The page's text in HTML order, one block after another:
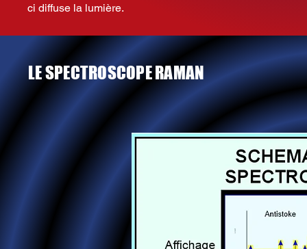
ci diffuse la lumière.
LE SPECTROSCOPE RAMAN